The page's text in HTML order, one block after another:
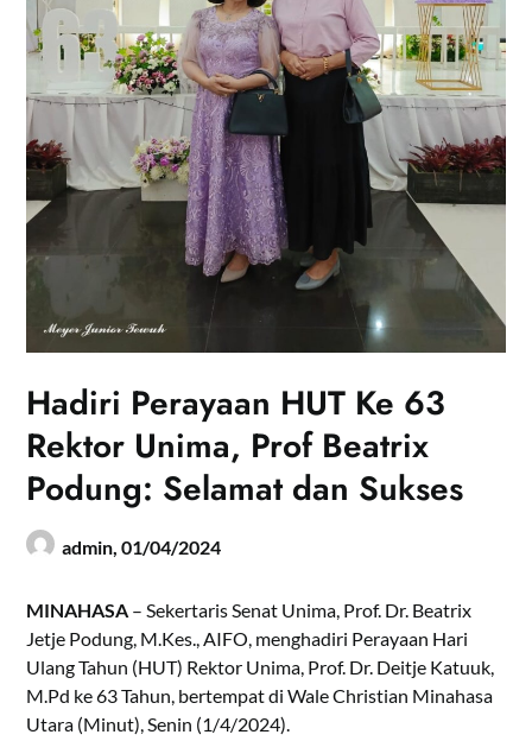
Hadiri Perayaan HUT Ke 63
Rektor Unima, Prof Beatrix
Podung: Selamat dan Sukses
admin,01/04/2024
MINAHASA – Sekertaris Senat Unima, Prof. Dr. Beatrix
Jetje Podung, M.Kes., AIFO, menghadiri Perayaan Hari
Ulang Tahun (HUT) Rektor Unima, Prof. Dr. Deitje Katuuk,
M.Pd ke 63 Tahun, bertempat di Wale Christian Minahasa
Utara (Minut), Senin (1/4/2024).